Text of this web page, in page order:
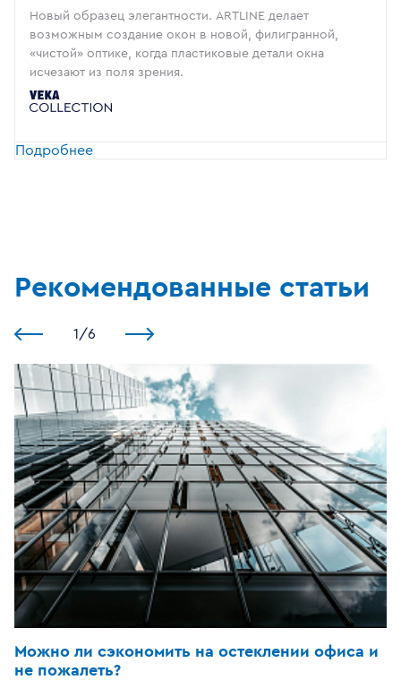
Новый образец элегантности. ARTLINE делает
возможным создание окон в новой, филигранной,
«чистой» оптике, когда пластиковые детали окна
исчезают из поля зрения.
Подробнее
Рекомендованные статьи
1 /6
Можно ли сэкономить на остеклении офиса и
не пожалеть?